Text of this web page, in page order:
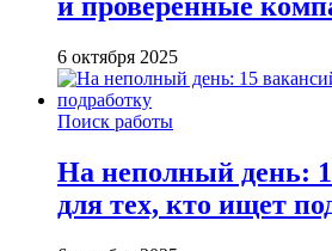
и проверенные
6 октября 2025
Поиск работы
На неполный день:
для тех, кто ищет